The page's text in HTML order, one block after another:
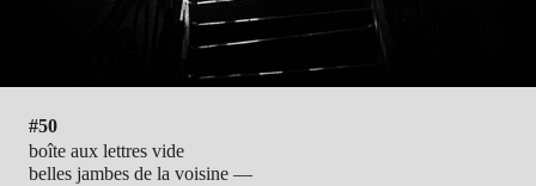
#50
boîte aux lettres vide
belles jambes de la voisine —